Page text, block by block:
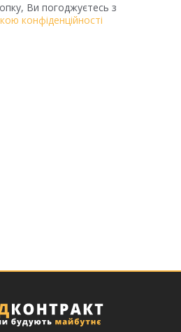
Ви погоджуєтесь з
конфіденційності